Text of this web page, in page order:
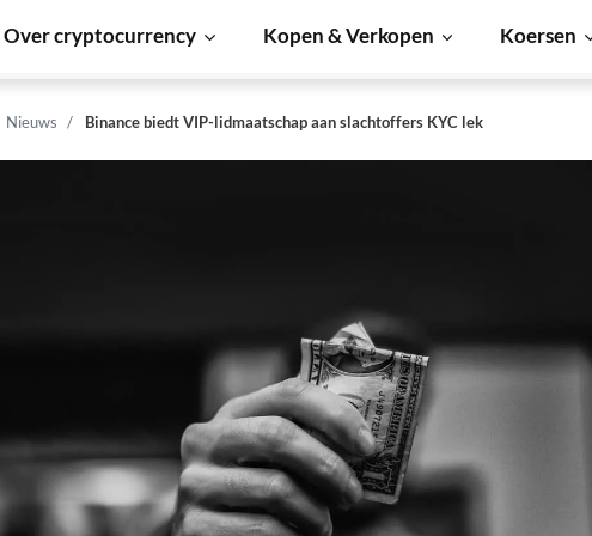
Over cryptocurrency Kopen & Verkopen Koersen
Nieuws Binance biedt VIP-lidmaatschap aan slachtoffers KYC lek